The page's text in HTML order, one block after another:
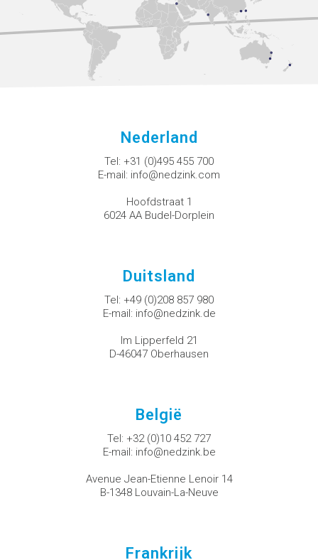
Nederland
Tel: +31 (0)495 455 700
E-mail: info@nedzink.com
Hoofdstraat 1
6024 AA Budel-Dorplein
Duitsland
Tel: +49 (0)208 857 980
E-mail: info@nedzink.de
Im Lipperfeld 21
D-46047 Oberhausen
België
Tel: +32 (0)10 452 727
E-mail: info@nedzink.be
Avenue Jean-Etienne Lenoir 14
B-1348 Louvain-La-Neuve
Frankrijk